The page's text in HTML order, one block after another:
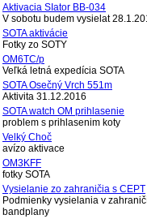
Aktivacia SIator BB-034
V sobotu budem vysielat
SOTA aktivácie
Fotky zo SOTY
OM6TC/p
Veľká letná expedícia SOTA
SOTA Osečný Vrch 551m
Aktivita 31.12.2016
SOTA watch OM prihlasenie
problem s prihlasenim koty
Velký Choč
avízo aktivace
OM3KFF
fotky SOTA
Vysielanie zo zahraničia s CEPT
Podmienky vysielania v
bandplany